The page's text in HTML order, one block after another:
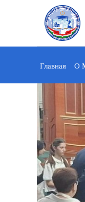
Главная О